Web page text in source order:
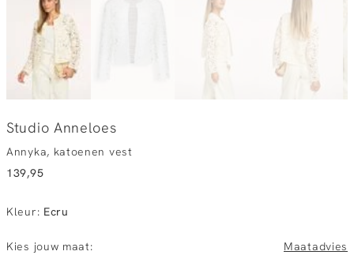
Studio Anneloes
Annyka, katoenen vest
139,95
Kleur: Ecru
Kies jouw maat:
Maatadvies